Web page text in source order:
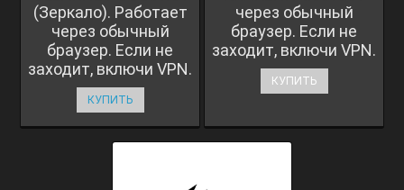
(Зеркало). Работает
через обычный
браузер. Если не
заходит, включи VPN.
КУПИТЬ
через обычный
браузер. Если не
заходит, включи VPN.
КУПИТЬ